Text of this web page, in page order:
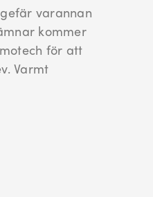
varannan
kommer
för att
Varmt